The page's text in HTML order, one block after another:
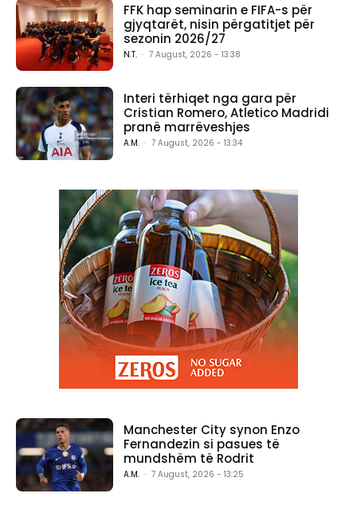
FFK hap seminarin e FIFA-s për
gjyqtarët, nisin përgatitjet për
sezonin 2026/27
N.T. - 7 August, 2026 - 13:38
Interi tërhiqet nga gara për
Cristian Romero, Atletico Madridi
pranë marrëveshjes
A.M. - 7 August, 2026 - 13:34
Manchester City synon Enzo
Fernandezin si pasues të
mundshëm të Rodrit
A.M. - 7 August, 2026 - 13:25